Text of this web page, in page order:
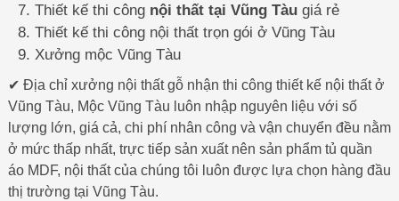
Thiết kế thi công nội thất tại Vũng Tàugiá rẻ
Thiết kế thi công nội thất trọn gói ở Vũng Tàu
Xưởng mộc Vũng Tàu
✔ Địa chỉ xưởng nội thất gỗ nhận thi công thiết kế nội thất ở
Vũng Tàu, Mộc Vũng Tàu luôn nhập nguyên liệu với số
lượng lớn, giá cả, chi phí nhân công và vận chuyển đều nằm
ở mức thấp nhất, trực tiếp sản xuất nên sản phẩm tủ quần
áo MDF, nội thất của chúng tôi luôn được lựa chọn hàng đầu
thị trường tại Vũng Tàu.